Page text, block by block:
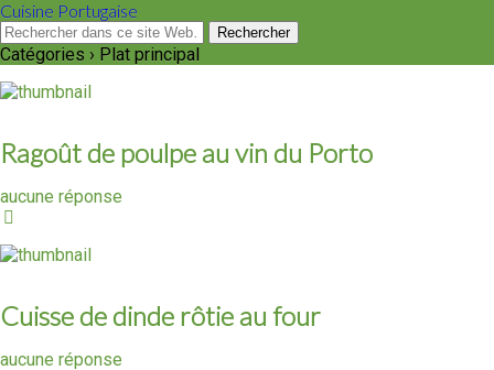
Cuisine Portugaise
Catégories › Plat principal
Ragoût de poulpe au vin du Porto
aucune réponse
Cuisse de dinde rôtie au four
aucune réponse